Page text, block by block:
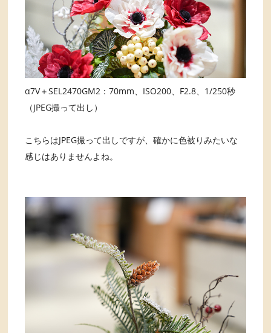
α7V＋SEL2470GM2：70mm、ISO200、F2.8、1/250秒
（JPEG撮って出し）
こちらはJPEG撮って出しですが、確かに色被りみたいな
感じはありませんよね。